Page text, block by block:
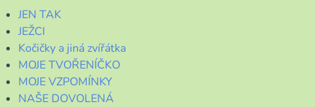
JEN TAK
JEŽCI
Kočičky a jiná zvířátka
MOJE TVOŘENÍČKO
MOJE VZPOMÍNKY
NAŠE DOVOLENÁ